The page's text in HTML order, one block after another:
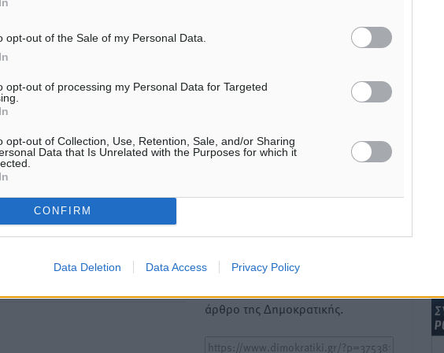
opt-out of the Sale of my Personal Data.
opt-out of processing my Personal Data for Targeted
opt-out of Collection, Use, Retention, Sale, and/or Sharing
Data that Is Unrelated with the Purposes for which it
CONFIRM
Data Deletion Data Access Privacy Policy
ΕΙΔΉΣΕΙΣ
Νέες ταυτότητες: Ποιοι πρέπει
06.08.26 · 13:25
σημαντική ημέρα για τον
Η Δημοκρατική δεν υιοθετεί
όποια σχόλια θεωρούμε
Χρήστες που δεν τηρούν
είδησης από άλλες ιστοσελίδες
παρακάτω παρεχόμενου
άρθρο της Δημοκρατικής.